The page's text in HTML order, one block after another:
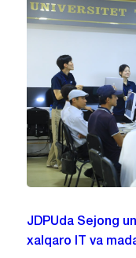
JDPUda Sejong
xalqaro IT va